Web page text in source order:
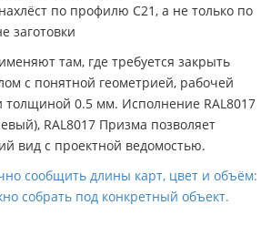
по профилю C21, а не только по
заготовки
там, где требуется закрыть
с понятной геометрией, рабочей
0.5 мм. Исполнение RAL8017
RAL8017 Призма позволяет
вид с проектной ведомостью.
сообщить длины карт, цвет и объём:
собрать под конкретный объект.